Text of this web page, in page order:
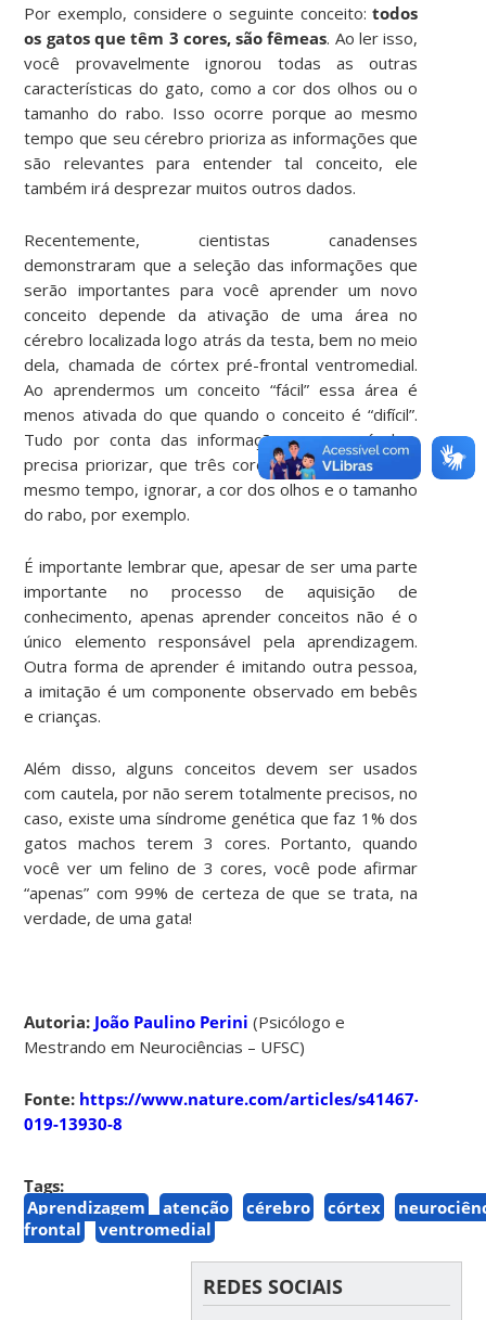
Por exemplo, considere o seguinte conceito:todos
os gatos que têm 3 cores, são fêmeas. Ao ler isso,
você provavelmente ignorou todas as outras
características do gato, como a cor dos olhos ou o
tamanho do rabo. Isso ocorre porque ao mesmo
tempo que seu cérebro prioriza as informações que
são relevantes para entender tal conceito, ele
também irá desprezar muitos outros dados.
Recentemente, cientistas canadenses
demonstraram que a seleção das informações que
serão importantes para você aprender um novo
conceito depende da ativação de uma área no
cérebro localizada logo atrás da testa, bem no meio
dela, chamada de córtex pré-frontal ventromedial.
Ao aprendermos um conceito “fácil” essa área é
menos ativada do que quando o conceito é “difícil”.
Tudo por conta das informações que o cérebro
precisa priorizar, que três cores são fêmeas, e ao
mesmo tempo, ignorar, a cor dos olhos e o tamanho
do rabo, por exemplo.
É importante lembrar que, apesar de ser uma parte
importante no processo de aquisição de
conhecimento, apenas aprender conceitos não é o
único elemento responsável pela aprendizagem.
Outra forma de aprender é imitando outra pessoa,
a imitação é um componente observado em bebês
e crianças.
Além disso, alguns conceitos devem ser usados
com cautela, por não serem totalmente precisos, no
caso, existe uma síndrome genética que faz 1% dos
gatos machos terem 3 cores. Portanto, quando
você ver um felino de 3 cores, você pode afirmar
“apenas” com 99% de certeza de que se trata, na
verdade, de uma gata!
Autoria: João Paulino Perini (Psicólogo e
Mestrando em Neurociências – UFSC)
Fonte: https://www.nature.com/articles/s41467-
019-13930-8
Tags:
Aprendizagem
atenção cérebro córtex
frontal
ventromedial
REDES SOCIAIS